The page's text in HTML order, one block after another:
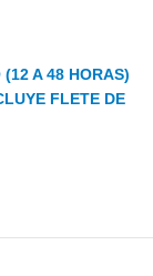
A 48 HORAS)
FLETE DE